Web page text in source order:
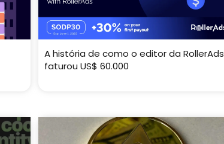
A história de como o editor da RollerAds
faturou US$ 60.000